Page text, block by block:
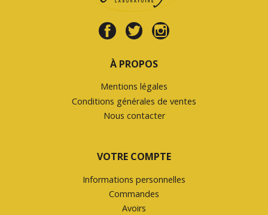
À PROPOS
Mentions légales
Conditions générales de ventes
Nous contacter
VOTRE COMPTE
Informations personnelles
Commandes
Avoirs